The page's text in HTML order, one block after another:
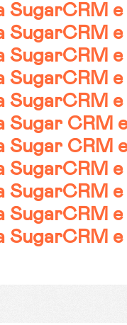
SugarCRM
SugarCRM
SugarCRM
SugarCRM
SugarCRM
Sugar CRM
Sugar CRM
SugarCRM e
SugarCRM e
SugarCRM
SugarCRM